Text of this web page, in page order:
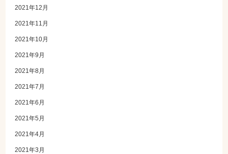
2021年12月
2021年11月
2021年10月
2021年9月
2021年8月
2021年7月
2021年6月
2021年5月
2021年4月
2021年3月